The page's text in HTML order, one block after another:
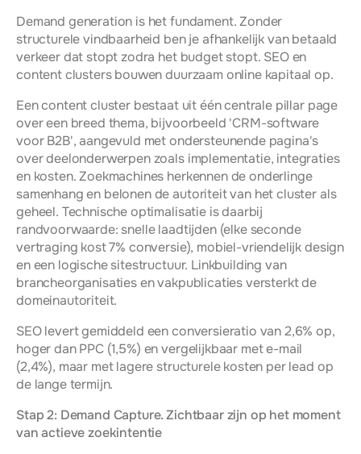
Demand generation is het fundament. Zonder
structurele vindbaarheid ben je afhankelijk van betaald
verkeer dat stopt zodra het budget stopt. SEO en
content clusters bouwen duurzaam online kapitaal op.
Een content cluster bestaat uit één centrale pillar page
over een breed thema, bijvoorbeeld 'CRM-software
voor B2B', aangevuld met ondersteunende pagina's
over deelonderwerpen zoals implementatie, integraties
en kosten. Zoekmachines herkennen de onderlinge
samenhang en belonen de autoriteit van het cluster als
geheel. Technische optimalisatie is daarbij
randvoorwaarde: snelle laadtijden (elke seconde
vertraging kost 7% conversie), mobiel-vriendelijk design
en een logische sitestructuur. Linkbuilding van
brancheorganisaties en vakpublicaties versterkt de
domeinautoriteit.
SEO levert gemiddeld een conversieratio van 2,6% op,
hoger dan PPC (1,5%) en vergelijkbaar met e-mail
(2,4%), maar met lagere structurele kosten per lead op
de lange termijn.
Stap 2: Demand Capture. Zichtbaar zijn op het moment
van actieve zoekintentie